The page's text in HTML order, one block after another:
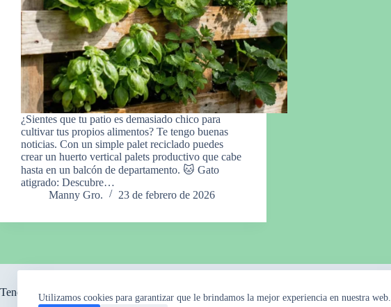
Utilizamos cookies para garantizar que le brindamos la mejor experiencia en nuestra web.
¿Sientes que tu patio es demasiado chico para
cultivar tus propios alimentos? Te tengo buenas
noticias. Con un simple palet reciclado puedes
crear un huerto vertical palets productivo que cabe
hasta en un balcón de departamento. 🐱 Gato
atigrado: Descubre…
Manny Gro.
23 de febrero de 2026
Tendencia ahora